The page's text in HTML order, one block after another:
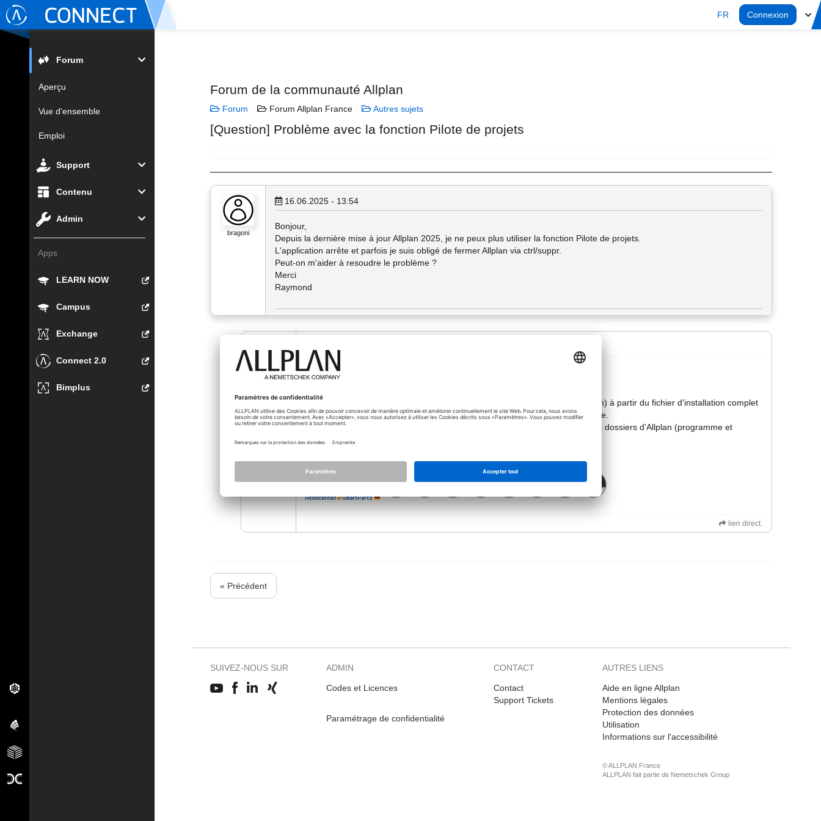
FR Connexion
Forum
Aperçu
Vue d'ensemble
Emploi
Support
Contenu
Admin
Apps
LEARN NOW
Campus
Exchange
Connect 2.0
Bimplus
Forum de la communauté Allplan
Forum Forum Allplan France Autres sujets
[Question] Problème avec la fonction Pilote de projets
bragoni
16.06.2025 - 13:54
Bonjour,
Depuis la dernière mise à jour Allplan 2025, je ne peux plus utiliser la fonction Pilote de projets.
L'application arrête et parfois je suis obligé de fermer Allplan via ctrl/suppr.
Peut-on m'aider à resoudre le problème ?
Merci
Raymond
bertrand_c
Bonjour Raymond,
Peut-être qu'une réinstallation (réparation) sur lui-même (sans désinstallation) à partir du fichier d'installation complet
disponible sur Allplan Connect permettra de remettre tout en ordre de marche.
De plus, l'antivirus peut interférer. Pendant l'installation, exclure l'analyse des dossiers d'Allplan (programme et
données) peut éventuellement aider aussi.
lien direct.
« Précédent
SUIVEZ-NOUS SUR ADMIN
Codes et Licences
Paramétrage de confidentialité
CONTACT
Contact
Support Tickets
AUTRES LIENS
Aide en ligne Allplan
Mentions légales
Protection des données
Utilisation
Informations sur l'accessibilité
© ALLPLAN France
ALLPLAN fait partie de Nemetschek Group